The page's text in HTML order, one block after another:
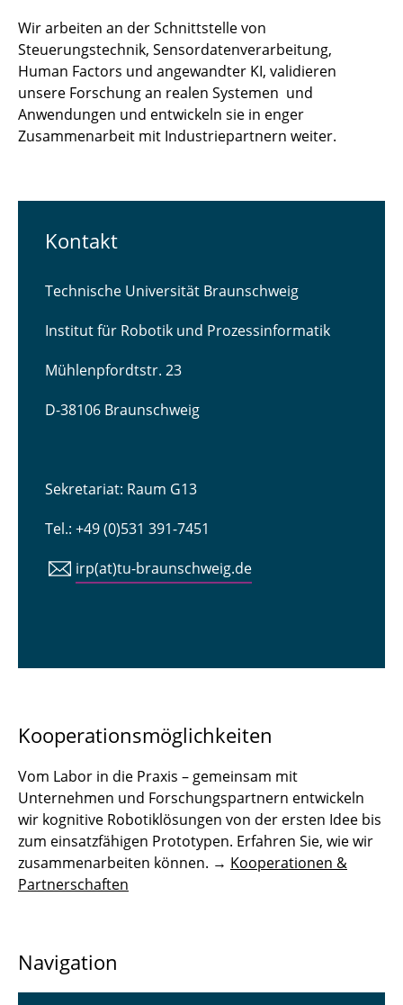
Wir arbeiten an der Schnittstelle von
Steuerungstechnik, Sensordatenverarbeitung,
Human Factors und angewandter KI, validieren
unsere Forschung an realen Systemen und
Anwendungen und entwickeln sie in enger
Zusammenarbeit mit Industriepartnern weiter.
Kontakt
Technische Universität Braunschweig
Institut für Robotik und Prozessinformatik
Mühlenpfordtstr. 23
D-38106 Braunschweig
Sekretariat: Raum G13
Tel.: +49 (0)531 391-7451
irp(at)tu-braunschweig.de
Kooperationsmöglichkeiten
Vom Labor in die Praxis – gemeinsam mit
Unternehmen und Forschungspartnern entwickeln
wir kognitive Robotiklösungen von der ersten Idee bis
zum einsatzfähigen Prototypen. Erfahren Sie, wie wir
zusammenarbeiten können. → Kooperationen &
Partnerschaften
Navigation